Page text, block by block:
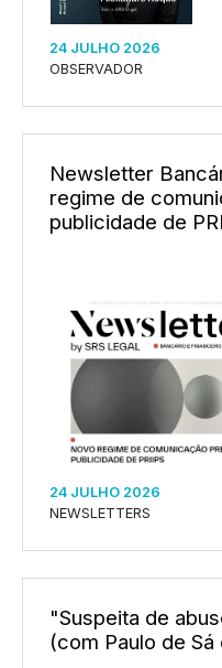
24 JULHO 2026
OBSERVADOR
Newsletter
regime de
publicidade de
24 JULHO 2026
NEWSLETTERS
"Suspeita de
(com Paulo de Sá